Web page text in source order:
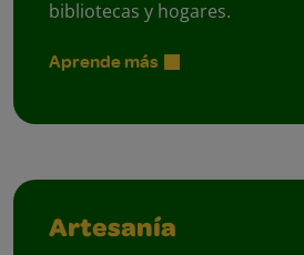
bibliotecas y hogares.
Aprende más
Artesanía